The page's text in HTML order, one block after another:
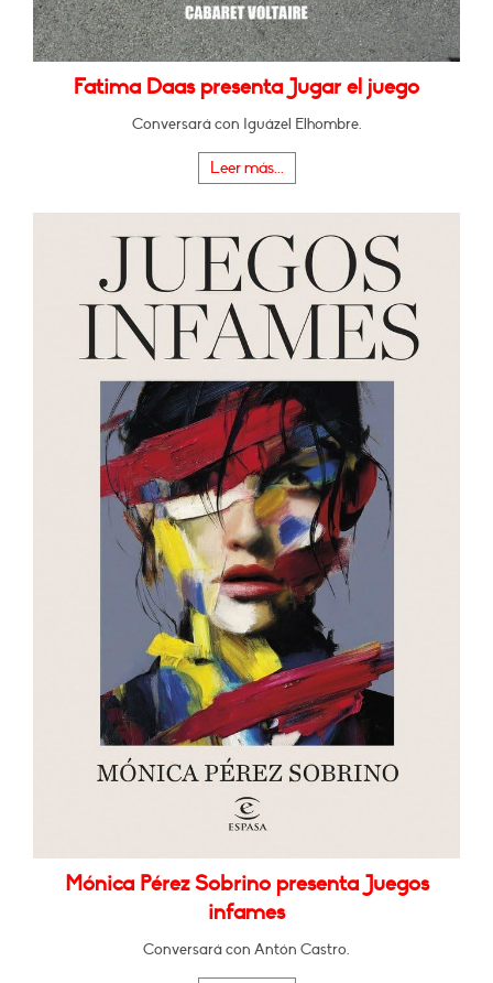
Fatima Daas presenta Jugar el juego
Conversará con Iguázel Elhombre.
Leer más...
Mónica Pérez Sobrino presenta Juegos
infames
Conversará con Antón Castro.